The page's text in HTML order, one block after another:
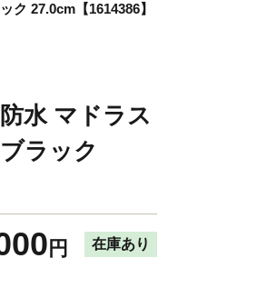
ク 27.0cm【1614386】
水 マドラス
ラック
円 在庫あり